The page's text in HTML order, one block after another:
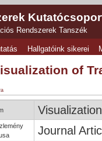
Rendszerek Tanszék
Hallgatóink sikerei
of
Journal